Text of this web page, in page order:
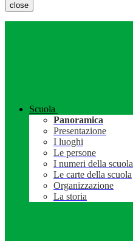
close
Scuola
Panoramica
Presentazione
I luoghi
Le persone
I numeri della scuola
Le carte della scuola
Organizzazione
La storia